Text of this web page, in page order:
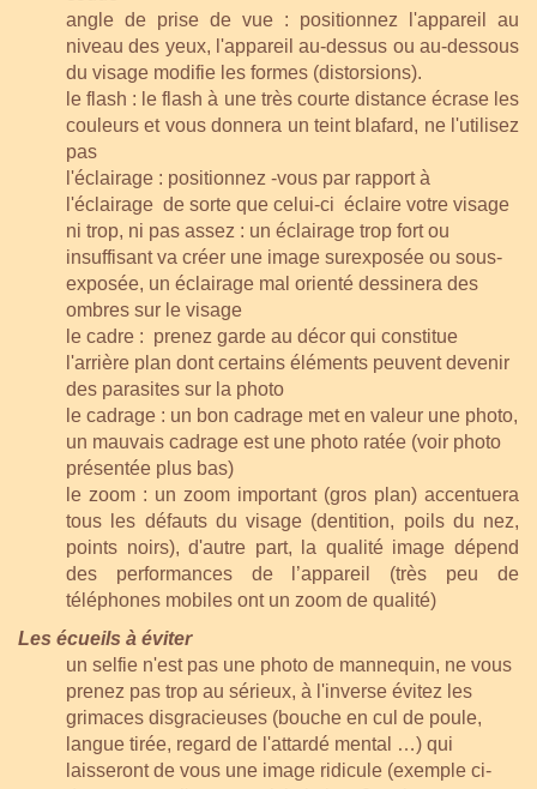
angle de prise de vue : positionnez l'appareil au
niveau des yeux, l'appareil au-dessus ou au-dessous
du visage modifie les formes (distorsions).
le flash : le flash à une très courte distance écrase les
couleurs et vous donnera un teint blafard, ne l'utilisez
pas
l'éclairage : positionnez -vous par rapport à
l'éclairage de sorte que celui-ci éclaire votre visage
ni trop, ni pas assez : un éclairage trop fort ou
insuffisant va créer une image surexposée ou sous-
exposée, un éclairage mal orienté dessinera des
ombres sur le visage
le cadre : prenez garde au décor qui constitue
l'arrière plan dont certains éléments peuvent devenir
des parasites sur la photo
le cadrage : un bon cadrage met en valeur une photo,
un mauvais cadrage est une photo ratée (voir photo
présentée plus bas)
le zoom : un zoom important (gros plan) accentuera
tous les défauts du visage (dentition, poils du nez,
points noirs), d'autre part, la qualité image dépend
des performances de l’appareil (très peu de
téléphones mobiles ont un zoom de qualité)
Les écueils à éviter
un selfie n'est pas une photo de mannequin, ne vous
prenez pas trop au sérieux, à l'inverse évitez les
grimaces disgracieuses (bouche en cul de poule,
langue tirée, regard de l'attardé mental …) qui
laisseront de vous une image ridicule (exemple ci-